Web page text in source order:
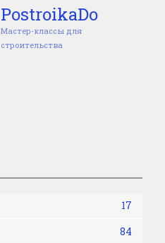
PostroikaDo
Мастер-классы для
строительства
17
84